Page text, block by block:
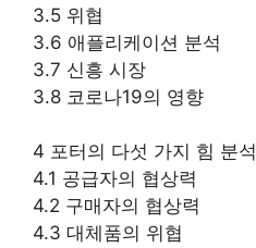
3.5 위협
3.6 애플리케이션 분석
3.7 신흥 시장
3.8 코로나19의 영향
4 포터의 다섯 가지 힘 분석
4.1 공급자의 협상력
4.2 구매자의 협상력
4.3 대체품의 위협